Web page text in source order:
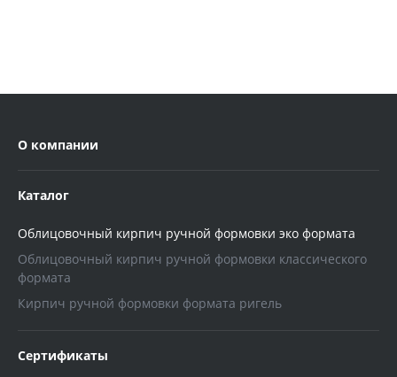
О компании
Каталог
Облицовочный кирпич ручной формовки эко формата
Облицовочный кирпич ручной формовки классического
формата
Кирпич ручной формовки формата ригель
Сертификаты